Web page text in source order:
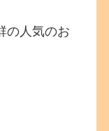
の人気のお